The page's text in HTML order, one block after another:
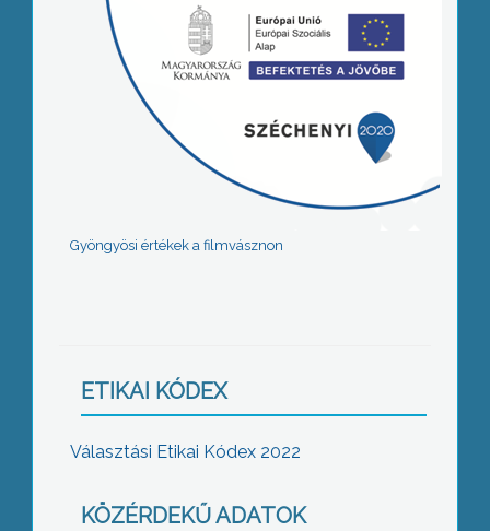
Gyöngyösi értékek a filmvásznon
ETIKAI KÓDEX
Választási Etikai Kódex 2022
KÖZÉRDEKŰ ADATOK